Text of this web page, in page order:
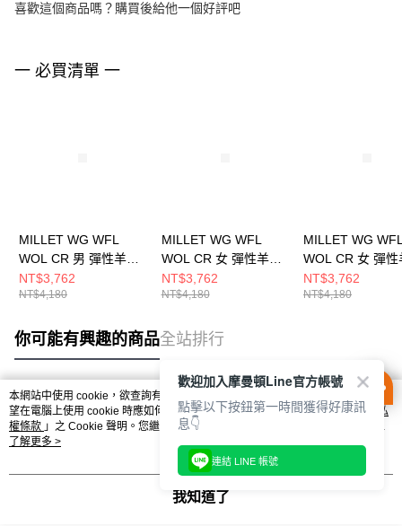
喜歡這個商品嗎？購買後給他一個好評吧
一 必買清單 一
MILLET WG WFL
WOL CR 男 彈性羊毛
保暖長袖上衣
MIV01905N4809
NT$3,762
NT$4,180
MILLET WG WFL
WOL CR 女 彈性羊毛
保暖長袖上衣
MIV01915N4809
NT$3,762
NT$4,180
MILLET WG
WOL CR 女 彈性
保暖長袖上衣
MIV01915N0247
NT$3,762
NT$4,180
你可能有興趣的商品全站排行
熱門標籤
本網站中使用 cookie，欲查詢有關本網站使用 cookie 方式之詳情，及若您不希
望在電腦上使用 cookie 時應如何變更電腦的 cookie 設定，請參閱本網站「
隱私
權條款 」之 Cookie 聲明。您繼續使用本網站即表示您同意本公司得按本網站使
用條款之 Cookie 聲明使用 cookie。
了解更多 >
我知道了
歡迎加入摩曼頓Line官方帳號
點擊以下按鈕第一時間獲得好康訊
息👇
連結 LINE 帳號